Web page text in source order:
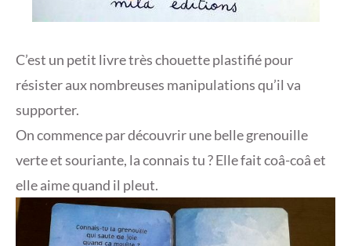
C’est un petit livre très chouette plastifié pour
résister aux nombreuses manipulations qu’il va
supporter.
On commence par découvrir une belle grenouille
verte et souriante, la connais tu ? Elle fait coâ-coâ et
elle aime quand il pleut.